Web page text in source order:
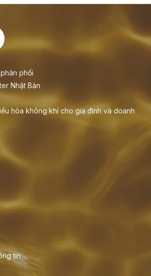
phối
Nhật Bản
hòa không khí cho gia đình và doanh
tin